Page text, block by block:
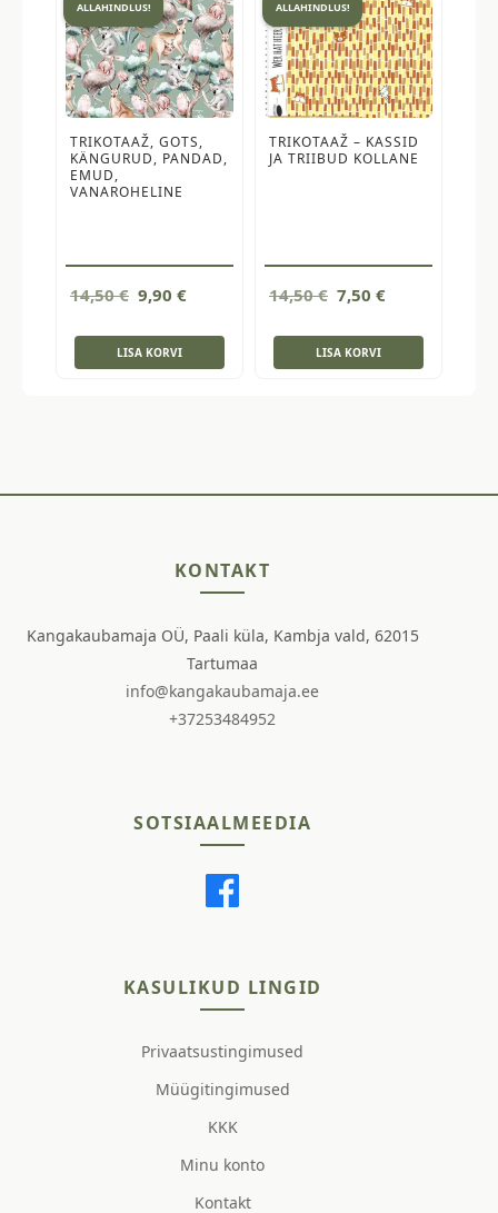
ALLAHINDLUS!
TRIKOTAAŽ, GOTS,
KÄNGURUD, PANDAD,
EMUD,
VANAROHELINE
14,50€ Algne
oli:
14,50 €.
9,90 €Current
is:
LISA KORVI
ALLAHINDLUS!
TRIKOTAAŽ – KASSID
JA TRIIBUD KOLLANE
14,50€ Algne
oli:
14,50 €.
7,50 €Current
is:
LISA KORVI
KONTAKT
Kangakaubamaja OÜ, Paali küla, Kambja vald, 62015
Tartumaa
info@kangakaubamaja.ee
+37253484952
SOTSIAALMEEDIA
KASULIKUD LINGID
Privaatsustingimused
Müügitingimused
KKK
Minu konto
Kontakt